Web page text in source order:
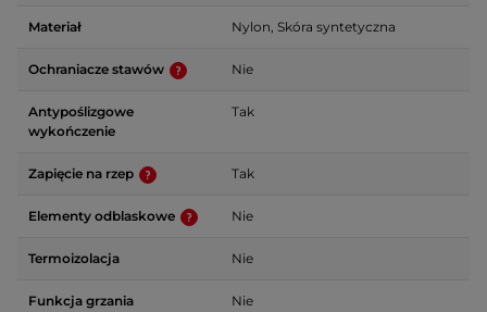
Materiał Nylon, Skóra syntetyczna
Ochraniacze stawów Nie
Antypoślizgowe
wykończenie
Tak
Zapięcie na rzep Tak
Elementy odblaskowe Nie
Termoizolacja Nie
Funkcja grzania Nie